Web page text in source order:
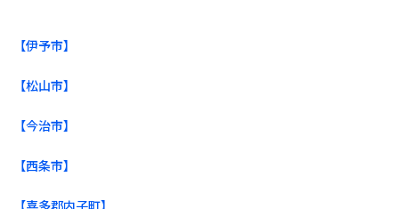
【伊予市】
【松山市】
【今治市】
【西条市】
【喜多郡内子町】